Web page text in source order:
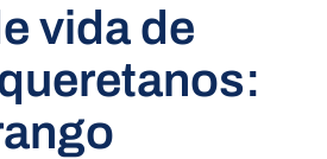
vida de